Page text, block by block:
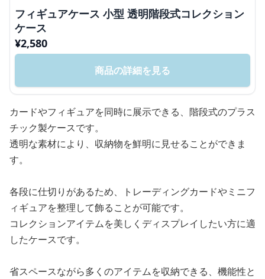
フィギュアケース 小型 透明階段式コレクション
ケース
¥2,580
商品の詳細を見る
カードやフィギュアを同時に展示できる、階段式のプラス
チック製ケースです。
透明な素材により、収納物を鮮明に見せることができま
す。
各段に仕切りがあるため、トレーディングカードやミニフ
ィギュアを整理して飾ることが可能です。
コレクションアイテムを美しくディスプレイしたい方に適
したケースです。
省スペースながら多くのアイテムを収納できる、機能性と